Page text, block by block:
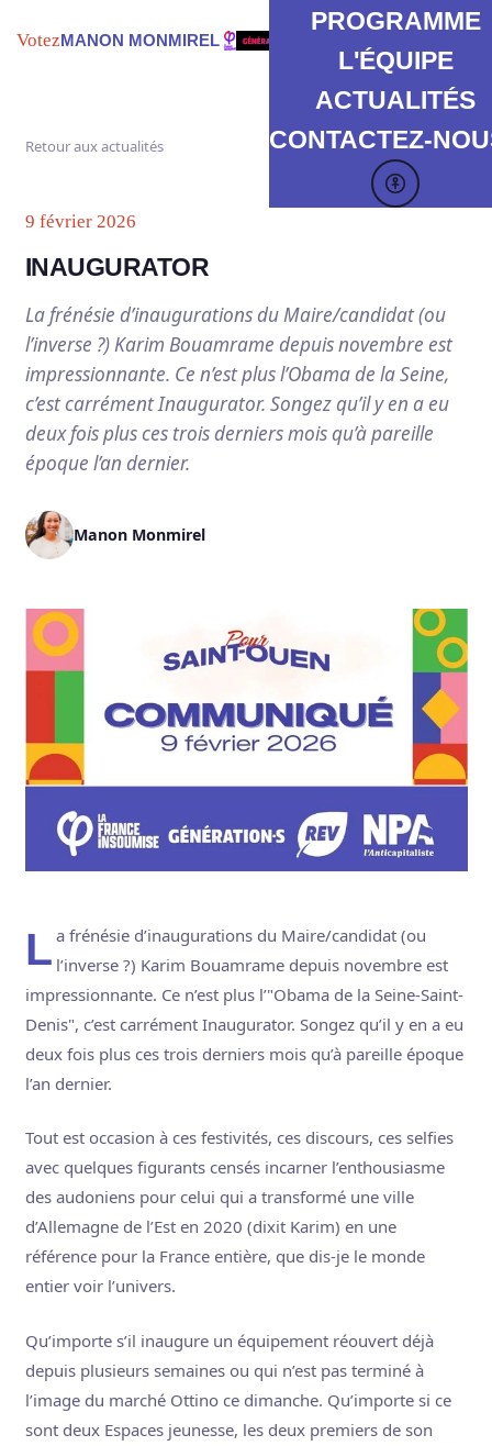
VotezMANON MONMIREL
PROGRAMME
L'ÉQUIPE
ACTUALITÉS
CONTACTEZ-
Retour aux actualités
9 février 2026
INAUGURATOR
La frénésie d’inaugurations du Maire/candidat (ou
l’inverse ?) Karim Bouamrame depuis novembre est
impressionnante. Ce n’est plus l’Obama de la Seine,
c’est carrément Inaugurator. Songez qu’il y en a eu
deux fois plus ces trois derniers mois qu’à pareille
époque l’an dernier.
Manon Monmirel
La frénésie d’inaugurations du Maire/candidat (ou l’inverse ?) Karim Bouamrame depuis novembre est
impressionnante. Ce n’est plus l’"Obama de la Seine-Saint-
Denis", c’est carrément Inaugurator. Songez qu’il y en a eu
deux fois plus ces trois derniers mois qu’à pareille époque
l’an dernier.
Tout est occasion à ces festivités, ces discours, ces selfies
avec quelques figurants censés incarner l’enthousiasme
des audoniens pour celui qui a transformé une ville
d’Allemagne de l’Est en 2020 (dixit Karim) en une
référence pour la France entière, que dis-je le monde
entier voir l’univers.
Qu’importe s’il inaugure un équipement réouvert déjà
depuis plusieurs semaines ou qui n’est pas terminé à
l’image du marché Ottino ce dimanche. Qu’importe si ce
sont deux Espaces jeunesse, les deux premiers de son